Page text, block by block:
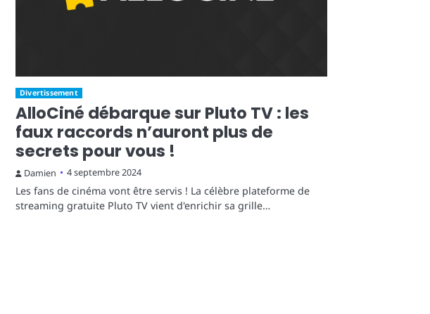
Divertissement
AlloCiné débarque sur Pluto TV : les
faux raccords n’auront plus de
secrets pour vous !
Damien 4 septembre 2024
Les fans de cinéma vont être servis ! La célèbre plateforme de
streaming gratuite Pluto TV vient d'enrichir sa grille…